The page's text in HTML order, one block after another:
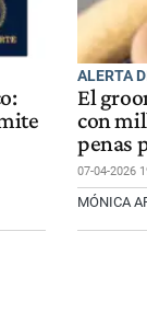
ALERTA
El
con
penas
07-04-2026
MÓNICA